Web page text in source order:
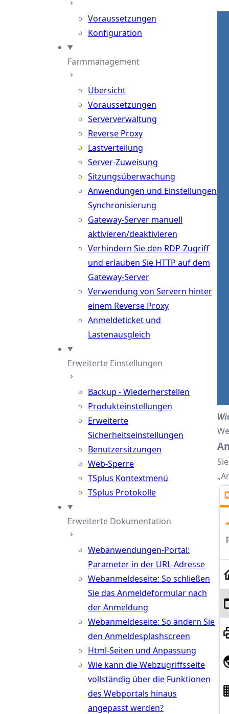
Voraussetzungen
Konfiguration
Farmmanagement
Übersicht
Voraussetzungen
Serververwaltung
Reverse Proxy
Lastverteilung
Server-Zuweisung
Sitzungsüberwachung
Anwendungen und Einstellungen
Synchronisierung
Gateway-Server manuell
aktivieren/deaktivieren
Verhindern Sie den RDP-Zugriff
und erlauben Sie HTTP auf dem
Gateway-Server
Verwendung von Servern hinter
einem Reverse Proxy
Anmeldeticket und
Lastenausgleich
Erweiterte Einstellungen
Backup - Wiederherstellen
Produkteinstellungen
Erweiterte
Sicherheitseinstellungen
Benutzersitzungen
Web-Sperre
TSplus Kontextmenü
TSplus Protokolle
Erweiterte Dokumentation
Webanwendungen-Portal:
Parameter in der URL-Adresse
Webanmeldeseite: So schließen
Sie das Anmeldeformular nach
der Anmeldung
Webanmeldeseite: So ändern Sie
den Anmeldesplashscreen
Html-Seiten und Anpassung
Wie kann die Webzugriffsseite
vollständig über die Funktionen
des Webportals hinaus
angepasst werden?